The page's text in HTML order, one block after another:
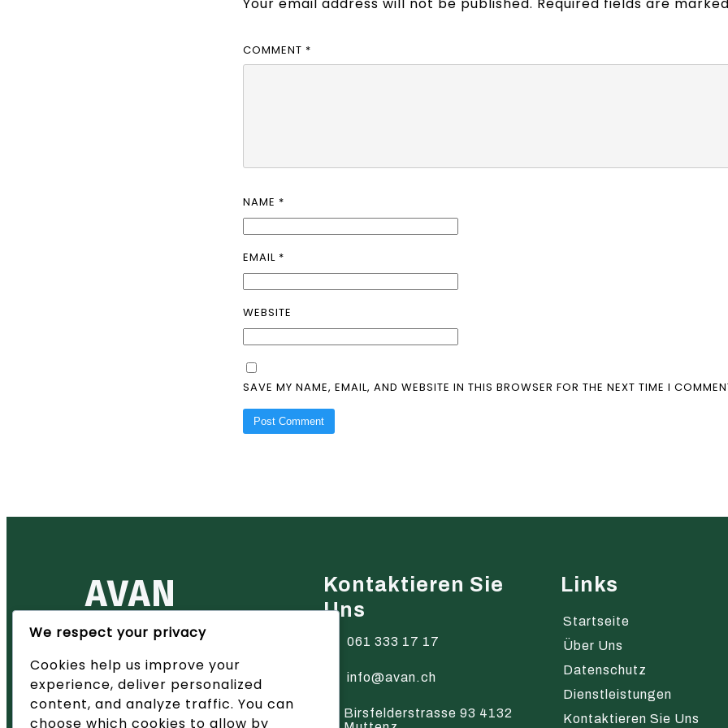
COMMENT *
NAME *
EMAIL *
WEBSITE
SAVE MY NAME, EMAIL, AND WEBSITE IN THIS BROWSER FOR THE NEXT TIME I
AVAN
Ihr zuverlässiger Partner für
– wir bieten innovative Lösungen
und hervorragenden Service.
Kontaktieren Sie
Uns
061 333 17 17
info@avan.ch
Birsfelderstrasse 93 4132
Links
Startseite
Über Uns
Datenschutz
Dienstleistungen
Kontaktieren Sie Uns
We respect your privacy
Cookies help us improve your
experience, deliver personalized
content, and analyze traffic. You can
choose which cookies to allow by